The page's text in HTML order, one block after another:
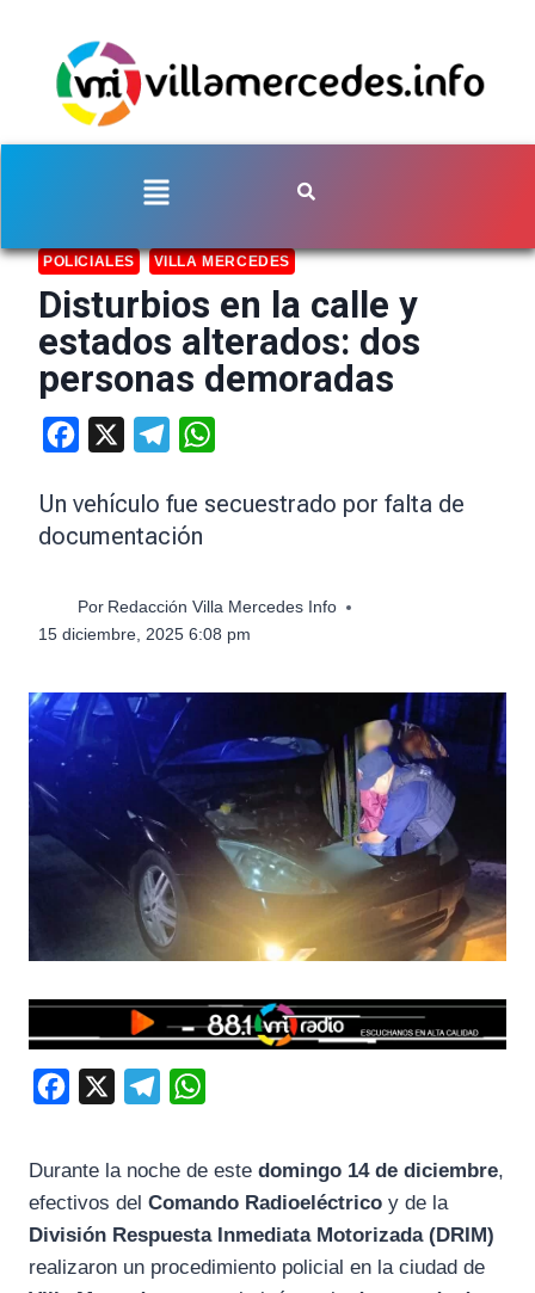
POLICIALES VILLA MERCEDES
Disturbios en la calle y
estados alterados: dos
personas demoradas
Facebook Telegram
Un vehículo fue secuestrado por falta de
documentación
Por Redacción Villa Mercedes Info
15 diciembre, 2025 6:08 pm
e
b
o
e
g
r
s
A
Durante la noche de este domingo 14 de diciembre,
efectivos del Comando Radioeléctrico y de la
División Respuesta Inmediata Motorizada (DRIM)
realizaron un procedimiento policial en la ciudad de